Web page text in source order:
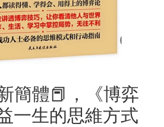
簡體📕，《博弈
一生的思維方式